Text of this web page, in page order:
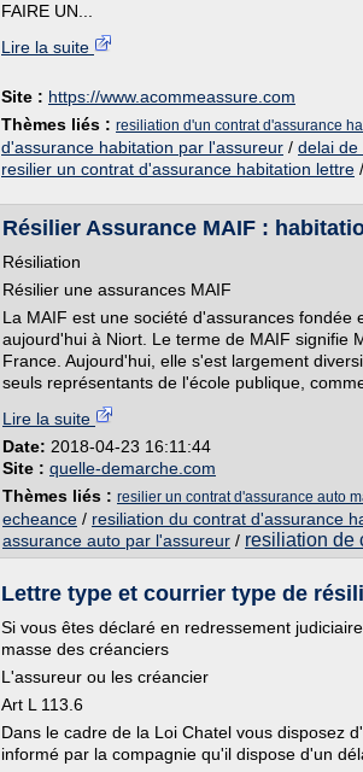
FAIRE UN...
Lire la suite
Site : https://www.acommeassure.com
Thèmes liés : resiliation d'un contrat d'assurance
d'assurance habitation par l'assureur / delai de
resilier un contrat d'assurance habitation lettre /
Résilier Assurance MAIF :
Résiliation
Résilier une assurances MAIF
La MAIF est une société d'assurances
aujourd'hui à Niort. Le terme de MAIF signifie
France. Aujourd'hui, elle s'est largement
seuls représentants de l'école publique,
Lire la suite
Date: 2018-04-23 16:11:44
Site : quelle-demarche.com
Thèmes liés : resilier un contrat d'assurance auto
echeance / resiliation du contrat d'assurance
assurance auto par l'assureur / resiliation de
Lettre type et courrier type de
Si vous êtes déclaré en redressement
masse des créanciers
L'assureur ou les créancier
Art L 113.6
Dans le cadre de la Loi Chatel vous disposez
informé par la compagnie qu'il dispose d'un